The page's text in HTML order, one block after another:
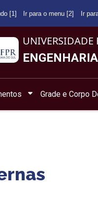
[1] Ir para o menu [2] Ir
UNIVERSIDADE
Grade e Corpo